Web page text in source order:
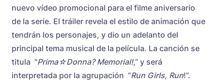
nuevo vídeo promocional para el filme aniversario
de la serie. El tráiler revela el estilo de animación que
tendrán los personajes, y dio un adelanto del
principal tema musical de la película. La canción se
titula "Prima☆Donna? Memorial!,” y será
interpretada por la agrupación “Run Girls, Run!”.